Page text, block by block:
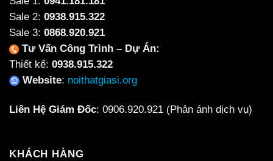
Sale 2: 0938.915.322
Sale 3: 0868.920.921
Tư Vấn Công Trình – Dự Án:
Thiết kế: 0938.915.322
Website: noithatgiasi.org
Liên Hệ Giám Đốc: 0906.920.921 (Phản ánh dịch vụ)
KHÁCH HÀNG